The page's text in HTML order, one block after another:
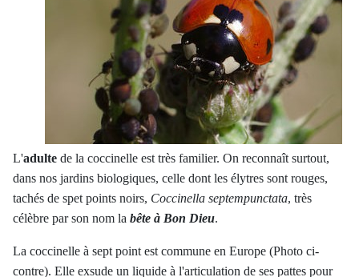
L'adulte de la coccinelle est très familier. On reconnaît surtout,
dans nos jardins biologiques, celle dont les élytres sont rouges,
tachés de spet points noirs, Coccinella septempunctata, très
célèbre par son nom la bête à Bon Dieu.
La coccinelle à sept point est commune en Europe (Photo ci-
contre). Elle exsude un liquide à l'articulation de ses pattes pour